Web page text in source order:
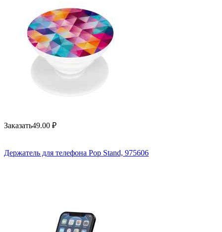
Заказать49.00 ₽
Держатель для телефона Pop Stand, 975606